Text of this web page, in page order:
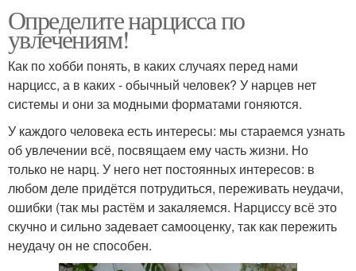
Определите нарцисса по
увлечениям!
Как по хобби понять, в каких случаях перед нами
нарцисс, а в каких - обычный человек? У нарцев нет
системы и они за модными форматами гоняются.
У каждого человека есть интересы: мы стараемся узнать
об увлечении всё, посвящаем ему часть жизни. Но
только не нарц. У него нет постоянных интересов: в
любом деле придётся потрудиться, переживать неудачи,
ошибки (так мы растём и закаляемся. Нарциссу всё это
скучно и сильно задевает самооценку, так как пережить
неудачу он не способен.